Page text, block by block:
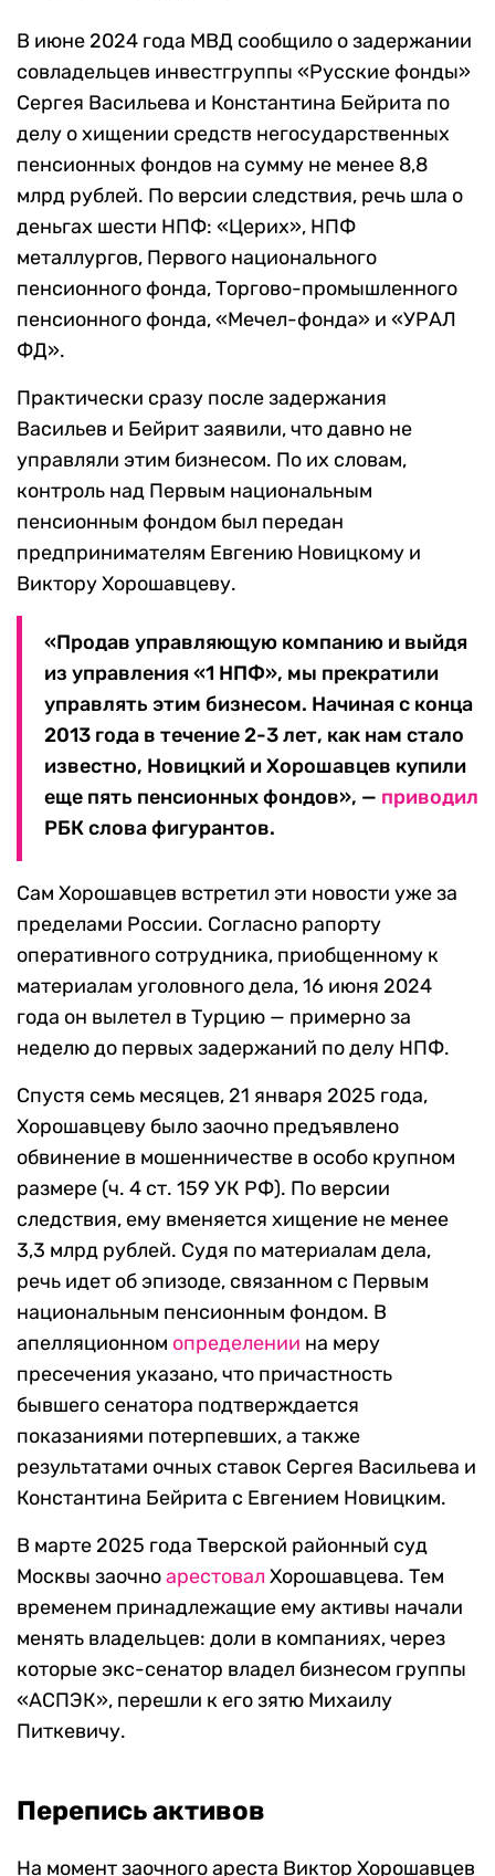
В июне 2024 года МВД сообщило о задержании
совладельцев инвестгруппы «Русские фонды»
Сергея Васильева и Константина Бейрита по
делу о хищении средств негосударственных
пенсионных фондов на сумму не менее 8,8
млрд рублей. По версии следствия, речь шла о
деньгах шести НПФ: «Церих», НПФ
металлургов, Первого национального
пенсионного фонда, Торгово-промышленного
пенсионного фонда, «Мечел-фонда» и «УРАЛ
ФД».
Практически сразу после задержания
Васильев и Бейрит заявили, что давно не
управляли этим бизнесом. По их словам,
контроль над Первым национальным
пенсионным фондом был передан
предпринимателям Евгению Новицкому и
Виктору Хорошавцеву.
«Продав управляющую компанию и выйдя
из управления «1 НПФ», мы прекратили
управлять этим бизнесом. Начиная с конца
2013 года в течение 2-3 лет, как нам стало
известно, Новицкий и Хорошавцев купили
еще пять пенсионных фондов», — приводил
РБК слова фигурантов.
Сам Хорошавцев встретил эти новости уже за
пределами России. Согласно рапорту
оперативного сотрудника, приобщенному к
материалам уголовного дела, 16 июня 2024
года он вылетел в Турцию — примерно за
неделю до первых задержаний по делу НПФ.
Спустя семь месяцев, 21 января 2025 года,
Хорошавцеву было заочно предъявлено
обвинение в мошенничестве в особо крупном
размере (ч. 4 ст. 159 УК РФ). По версии
следствия, ему вменяется хищение не менее
3,3 млрд рублей. Судя по материалам дела,
речь идет об эпизоде, связанном с Первым
национальным пенсионным фондом. В
апелляционном определении на меру
пресечения указано, что причастность
бывшего сенатора подтверждается
показаниями потерпевших, а также
результатами очных ставок Сергея Васильева и
Константина Бейрита с Евгением Новицким.
В марте 2025 года Тверской районный суд
Москвы заочноарестовал Хорошавцева. Тем
временем принадлежащие ему активы начали
менять владельцев: доли в компаниях, через
которые экс-сенатор владел бизнесом группы
«АСПЭК», перешли к его зятю Михаилу
Питкевичу.
Перепись активов
На момент заочного ареста Виктор Хорошавцев